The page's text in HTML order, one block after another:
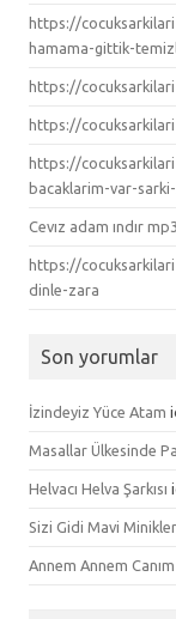
https://
hamama-gittik-
https://
https://
https://
bacaklarim-var-
Cevız adam ındır mp3
https://
dinle-zara
Son yorumlar
İzindeyiz Yüce Atam
Masallar Ülkesinde
Helvacı Helva Şarkısı
Sizi Gidi Mavi Minikler
Annem Annem